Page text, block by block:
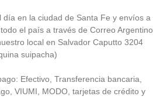
día en la ciudad de Santa Fe y envíos a
el país a través de Correo Argentino.
local en Salvador Caputto 3204
suipacha)
Efectivo, Transferencia bancaria,
VIUMI, MODO, tarjetas de crédito y